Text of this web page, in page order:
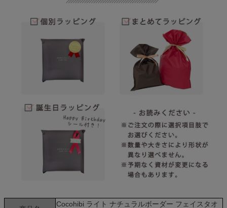
Cocohibi ライト ナチュラルボーダー フェイスタオ